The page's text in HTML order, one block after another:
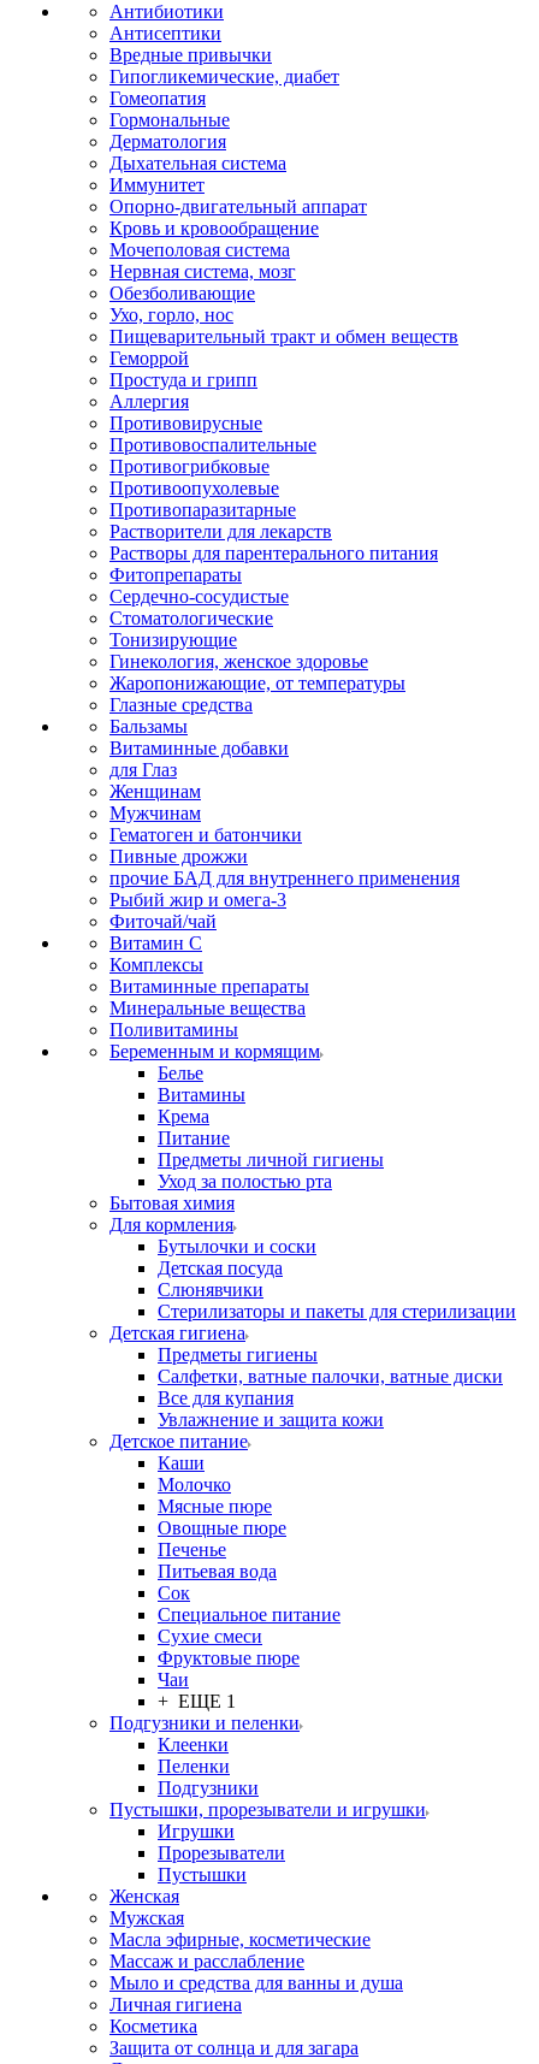
Антибиотики
Антисептики
Вредные привычки
Гипогликемические, диабет
Гомеопатия
Гормональные
Дерматология
Дыхательная система
Иммунитет
Опорно-двигательный аппарат
Кровь и кровообращение
Мочеполовая система
Нервная система, мозг
Обезболивающие
Ухо, горло, нос
Пищеварительный тракт и обмен веществ
Геморрой
Простуда и грипп
Аллергия
Противовирусные
Противовоспалительные
Противогрибковые
Противоопухолевые
Противопаразитарные
Растворители для лекарств
Растворы для парентерального питания
Фитопрепараты
Сердечно-сосудистые
Стоматологические
Тонизирующие
Гинекология, женское здоровье
Жаропонижающие, от температуры
Глазные средства
Бальзамы
Витаминные добавки
для Глаз
Женщинам
Мужчинам
Гематоген и батончики
Пивные дрожжи
прочие БАД для внутреннего применения
Рыбий жир и омега-3
Фиточай/чай
Витамин С
Комплексы
Витаминные препараты
Минеральные вещества
Поливитамины
Беременным и кормящим
Белье
Витамины
Крема
Питание
Предметы личной гигиены
Уход за полостью рта
Бытовая химия
Для кормления
Бутылочки и соски
Детская посуда
Слюнявчики
Стерилизаторы и пакеты для стерилизации
Детская гигиена
Предметы гигиены
Салфетки, ватные палочки, ватные диски
Все для купания
Увлажнение и защита кожи
Детское питание
Каши
Молочко
Мясные пюре
Овощные пюре
Печенье
Питьевая вода
Сок
Специальное питание
Сухие смеси
Фруктовые пюре
Чаи
+ ЕЩЕ 1
Подгузники и пеленки
Клеенки
Пеленки
Подгузники
Пустышки, прорезыватели и игрушки
Игрушки
Прорезыватели
Пустышки
Женская
Мужская
Масла эфирные, косметические
Массаж и расслабление
Мыло и средства для ванны и душа
Личная гигиена
Косметика
Защита от солнца и для загара